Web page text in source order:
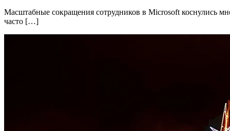
Масштабные сокращения сотрудников в Microsoft коснулись
часто […]